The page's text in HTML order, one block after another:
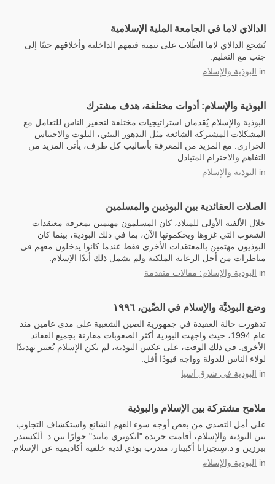
الدالاي لاما في الجامعة الملية الإسلامية
يُشجع الدالاي لاما الطُلاب على تنمية قيمهم الداخلية وأخلاقهم جنبًا إلى
جنب مع التعليم.
in البوذية والإسلام
البوذية والإسلام: أدوات مختلفة، هدف مشترك
البوذية والإسلام يُقدمان استراتيجيات مختلفة لتحفيز الناس للتعامل مع
المشكلات المشتركة الشائعة مثل التدهور البيئي، التلوث والاحتباس
الحراري. مع المزيد من المعرفة بأساليب كل طرف، يأتي المزيد من
التفاهم والاحترام المتبادل.
in البوذية والإسلام
الصلات العقائدية بين البوذيين والمسلمين
خلال الألفية الأولى للميلاد، كان المسلمون مهتمين بمعرفة معتقدات
الشعوب التي غزوها ويحكمونها الآن، بما في ذلك البوذية، بينما كان
البوذيون مهتمين بالمعتقدات الأخرى فقط عندما كانوا يدخلون معهم في
مناظرات من أجل الرعاية الملكية ولم يشمل ذلك أبدًا الإسلام.
in البوذية والإسلام: مقالات متقدمة
وضع البوذيَّة والإسلام في الصِّين، ١٩٩٦
تدهورت حالة العقيدة في جمهورية الصين الشعبية على مدى عامين منذ
عام 1994، حيث واجهت البوذية أكثر الصعوبات مقارنة بجميع العقائد
الأخرى. في ذلك الوقت، على عكس البوذية، لم يكن الإسلام يُعتبر تهديدًا
لولاء الناس للدولة وواجه قيودًا أقل.
in البوذية في شرق آسيا
ملامح مشتركة بين الإسلام والبوذية
على أمل التصدي من بعض أوجه سوء الفهم الشائع واستكشاف التجاوب
بين البوذية والإسلام، أقامت جريدة "انكويري مايند" حوارًا بين د. ألكسندر
بيرزين و د.سِنجيزانا أكبينار، متدرب بوذي لديه خلفية أكاديمية عن الإسلام.
in البوذية والإسلام